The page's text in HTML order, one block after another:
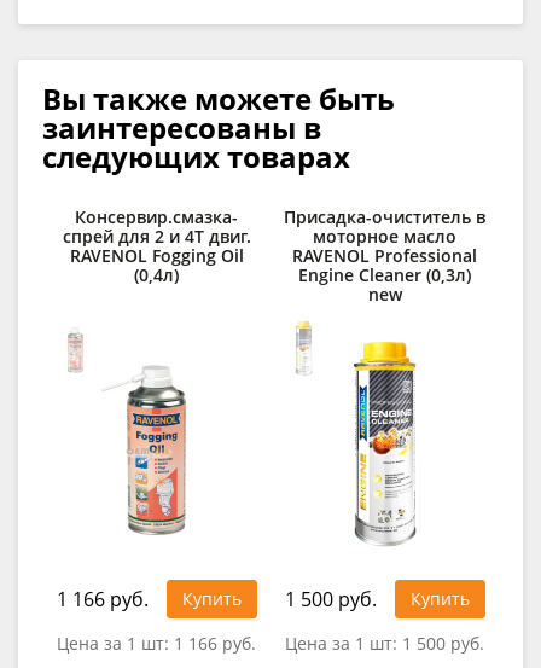
Вы также можете быть
заинтересованы в
следующих товарах
Консервир.смазка-
спрей для 2 и 4Т двиг.
RAVENOL Fogging Oil
(0,4л)
1 166 руб.
Купить
Цена за 1 шт: 1 166 руб.
Присадка-очиститель в
моторное масло
RAVENOL Professional
Engine Cleaner (0,3л)
new
1 500 руб.
Купить
Цена за 1 шт: 1 500 руб.